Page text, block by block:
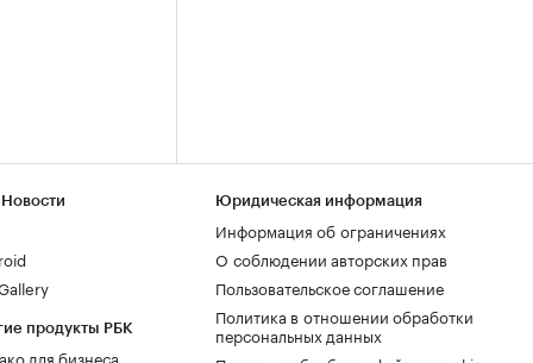
продукты РБК
для бизнеса
Юридическая информация
Информация об ограничениях
О соблюдении авторских прав
Пользовательское соглашение
Политика в отношении обработки
персональных данных